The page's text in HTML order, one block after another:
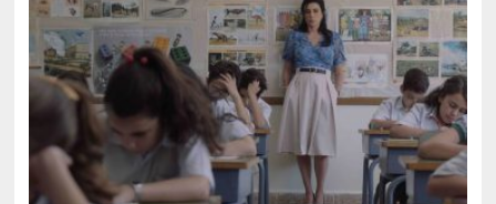
POSTS NAVIGATION